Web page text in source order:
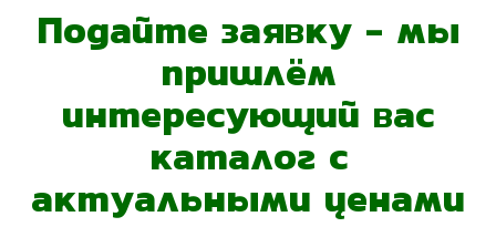
Подайте заявку - мы
пришлём
интересующий вас
каталог с
актуальными ценами